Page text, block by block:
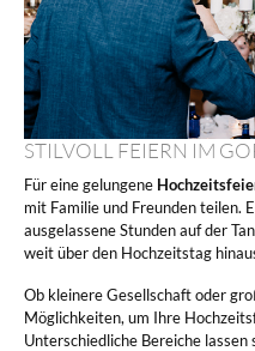
Tagungen
STILVOLL FEIERN IM
Für eine gelungene
mit Familie und Freunden teilen.
ausgelassene Stunden auf der
weit über den Hochzeitstag
Ob kleinere Gesellschaft oder
Möglichkeiten, um Ihre
Unterschiedliche Bereiche